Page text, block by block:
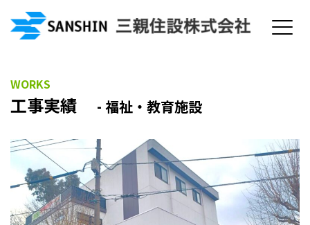
WORKS
工事実績 - 福祉・教育施設